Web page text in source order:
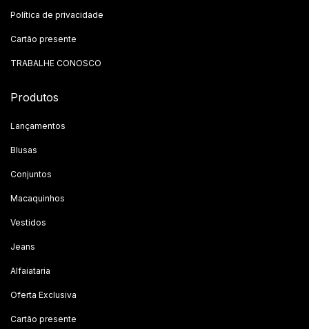
Política de privacidade
Cartão presente
TRABALHE CONOSCO
Produtos
Lançamentos
Blusas
Conjuntos
Macaquinhos
Vestidos
Jeans
Alfaiataria
Oferta Exclusiva
Cartão presente